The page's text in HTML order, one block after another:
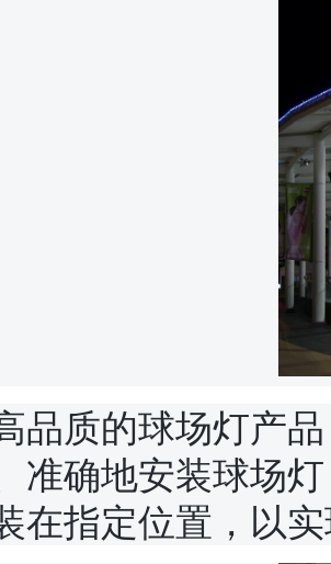
品质的球场灯产
准确地安装球场
在指定位置，以